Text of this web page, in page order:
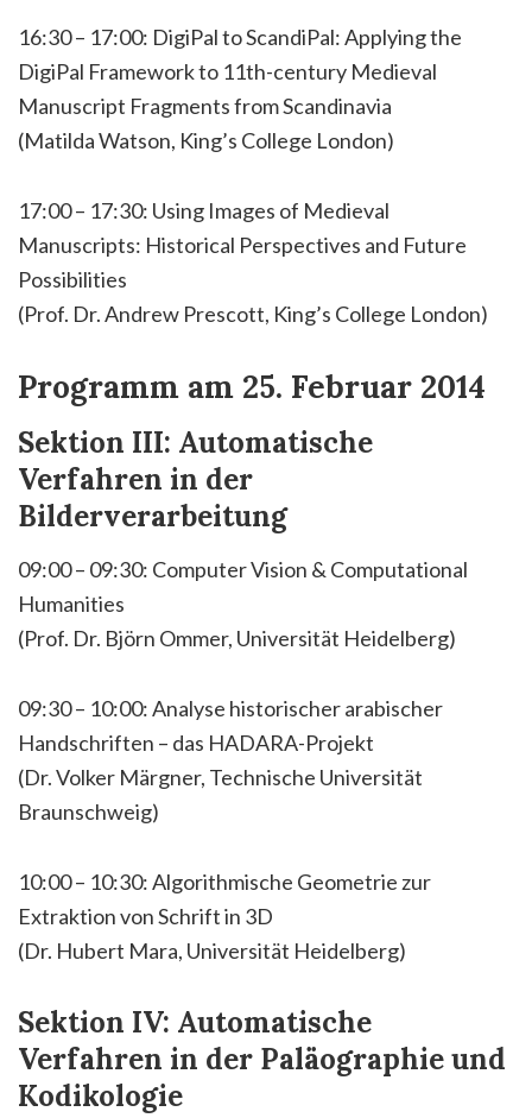
16:30 – 17:00: DigiPal to ScandiPal: Applying the
DigiPal Framework to 11th-century Medieval
Manuscript Fragments from Scandinavia
(Matilda Watson, King’s College London)
17:00 – 17:30: Using Images of Medieval
Manuscripts: Historical Perspectives and Future
Possibilities
(Prof. Dr. Andrew Prescott, King’s College London)
Programm am 25. Februar 2014
Sektion III: Automatische
Verfahren in der
Bilderverarbeitung
09:00 – 09:30: Computer Vision & Computational
Humanities
(Prof. Dr. Björn Ommer, Universität Heidelberg)
09:30 – 10:00: Analyse historischer arabischer
Handschriften – das HADARA-Projekt
(Dr. Volker Märgner, Technische Universität
Braunschweig)
10:00 – 10:30: Algorithmische Geometrie zur
Extraktion von Schrift in 3D
(Dr. Hubert Mara, Universität Heidelberg)
Sektion IV: Automatische
Verfahren in der Paläographie und
Kodikologie